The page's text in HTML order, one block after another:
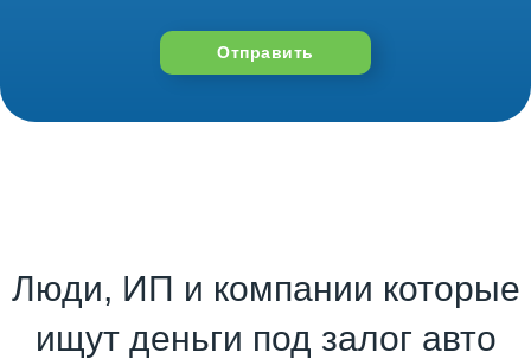
Отправить
Люди, ИП и компании которые
ищут деньги под залог авто